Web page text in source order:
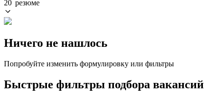
20 резюме
Ничего не нашлось
Попробуйте изменить формулировку или фильтры
Быстрые фильтры подбора вакансий